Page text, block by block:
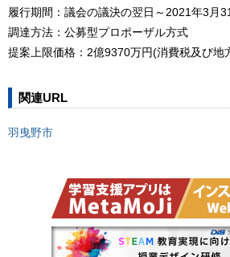
履行期間：議会の議決の翌日～2021年3月
調達方法：公募型プロポーザル方式
提案上限価格：2億9370万円(消費税及び地
関連URL
羽曳野市